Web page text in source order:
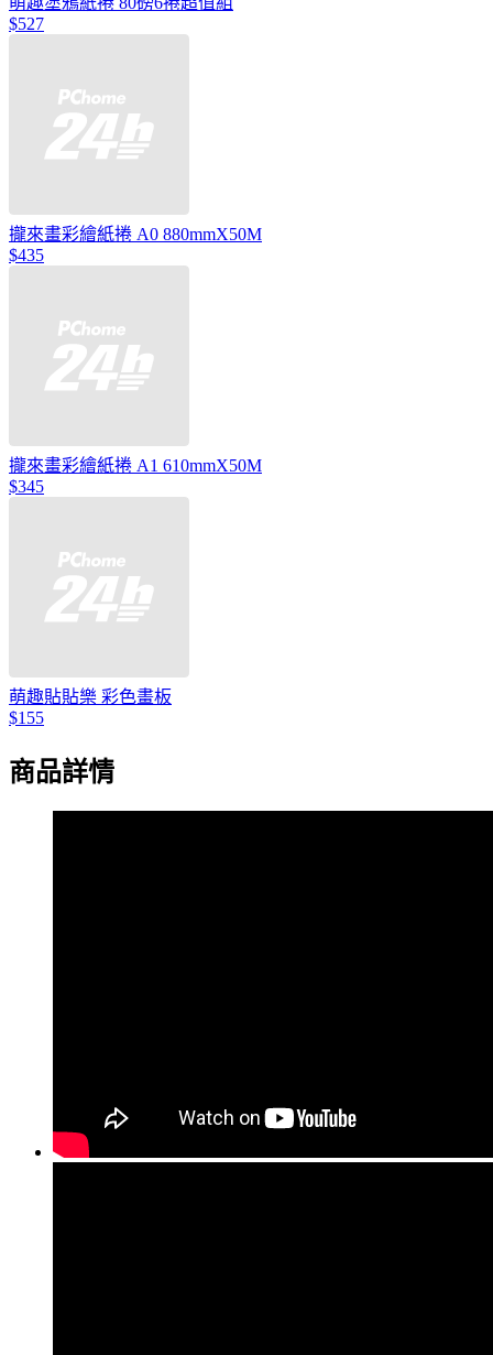
$527
攏來畫彩繪紙捲 A0 880mmX50M
$435
攏來畫彩繪紙捲 A1 610mmX50M
$345
萌趣貼貼樂 彩色畫板
$155
商品詳情